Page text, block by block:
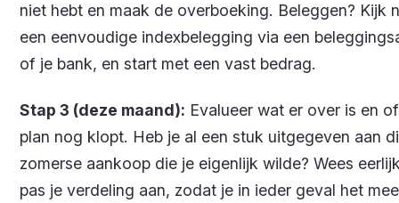
niet hebt en maak de overboeking. Beleggen? Kijk
een eenvoudige indexbelegging via een
of je bank, en start met een vast bedrag.
Stap 3 (deze maand): Evalueer wat er over is en
plan nog klopt. Heb je al een stuk uitgegeven aan
zomerse aankoop die je eigenlijk wilde? Wees
pas je verdeling aan, zodat je in ieder geval het